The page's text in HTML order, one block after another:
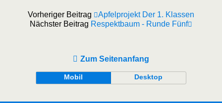
Vorheriger Beitrag
Apfelprojekt Der 1. Klassen
Nächster Beitrag Respektbaum - Runde Fünf
Zum Seitenanfang
Mobil Desktop